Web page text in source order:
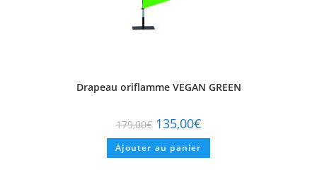
Drapeau oriflamme VEGAN GREEN
179,00€ 135,00€
Ajouter au panier